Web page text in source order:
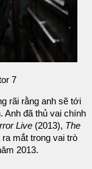
7
rãi rằng anh sẽ tới
Anh đã thủ vai chính
Live (2013), The
mắt trong vai trò
2013.